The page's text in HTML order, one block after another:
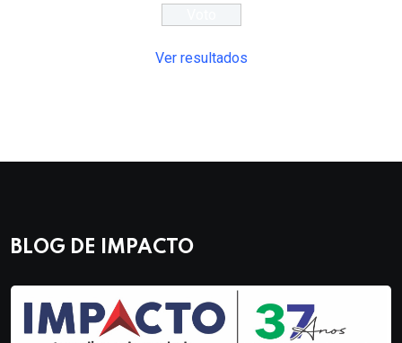
Ver resultados
BLOG DE IMPACTO